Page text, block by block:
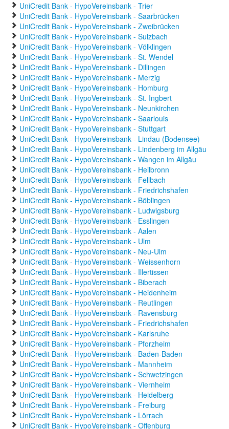
UniCredit Bank - HypoVereinsbank - Trier
UniCredit Bank - HypoVereinsbank - Saarbrücken
UniCredit Bank - HypoVereinsbank - Zweibrücken
UniCredit Bank - HypoVereinsbank - Sulzbach
UniCredit Bank - HypoVereinsbank - Völklingen
UniCredit Bank - HypoVereinsbank - St. Wendel
UniCredit Bank - HypoVereinsbank - Dillingen
UniCredit Bank - HypoVereinsbank - Merzig
UniCredit Bank - HypoVereinsbank - Homburg
UniCredit Bank - HypoVereinsbank - St. Ingbert
UniCredit Bank - HypoVereinsbank - Neunkirchen
UniCredit Bank - HypoVereinsbank - Saarlouis
UniCredit Bank - HypoVereinsbank - Stuttgart
UniCredit Bank - HypoVereinsbank - Lindau (Bodensee)
UniCredit Bank - HypoVereinsbank - Lindenberg im Allgäu
UniCredit Bank - HypoVereinsbank - Wangen im Allgäu
UniCredit Bank - HypoVereinsbank - Heilbronn
UniCredit Bank - HypoVereinsbank - Fellbach
UniCredit Bank - HypoVereinsbank - Friedrichshafen
UniCredit Bank - HypoVereinsbank - Böblingen
UniCredit Bank - HypoVereinsbank - Ludwigsburg
UniCredit Bank - HypoVereinsbank - Esslingen
UniCredit Bank - HypoVereinsbank - Aalen
UniCredit Bank - HypoVereinsbank - Ulm
UniCredit Bank - HypoVereinsbank - Neu-Ulm
UniCredit Bank - HypoVereinsbank - Weissenhorn
UniCredit Bank - HypoVereinsbank - Illertissen
UniCredit Bank - HypoVereinsbank - Biberach
UniCredit Bank - HypoVereinsbank - Heidenheim
UniCredit Bank - HypoVereinsbank - Reutlingen
UniCredit Bank - HypoVereinsbank - Ravensburg
UniCredit Bank - HypoVereinsbank - Friedrichshafen
UniCredit Bank - HypoVereinsbank - Karlsruhe
UniCredit Bank - HypoVereinsbank - Pforzheim
UniCredit Bank - HypoVereinsbank - Baden-Baden
UniCredit Bank - HypoVereinsbank - Mannheim
UniCredit Bank - HypoVereinsbank - Schwetzingen
UniCredit Bank - HypoVereinsbank - Viernheim
UniCredit Bank - HypoVereinsbank - Heidelberg
UniCredit Bank - HypoVereinsbank - Freiburg
UniCredit Bank - HypoVereinsbank - Lörrach
UniCredit Bank - HypoVereinsbank - Offenburg